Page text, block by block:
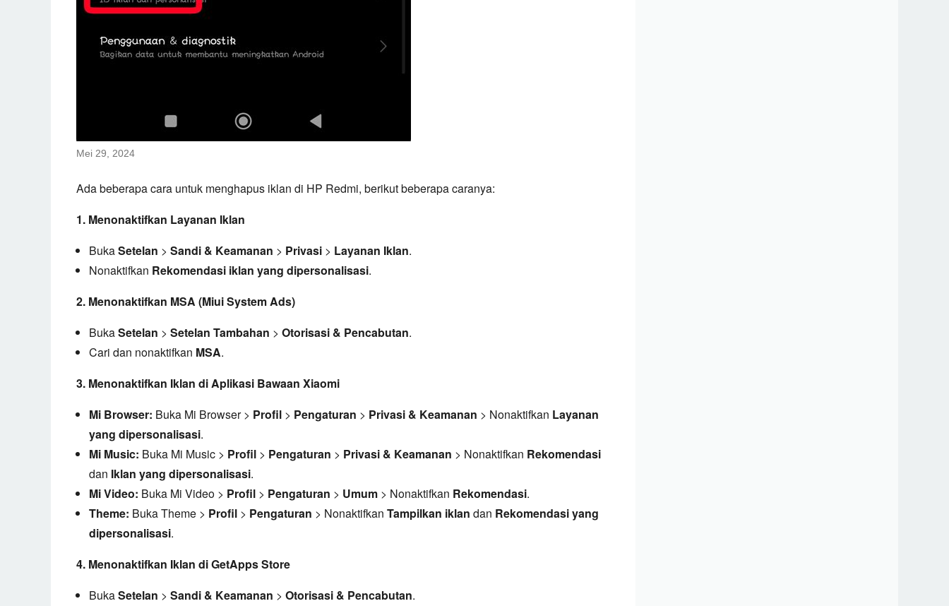
Mei 29, 2024
Ada beberapa cara untuk menghapus iklan di HP Redmi, berikut beberapa caranya:
1. Menonaktifkan Layanan Iklan
BukaSetelan > Sandi & Keamanan > Privasi > Layanan Iklan.
Nonaktifkan Rekomendasi iklan yang dipersonalisasi.
2. Menonaktifkan MSA (Miui System Ads)
BukaSetelan > Setelan Tambahan > Otorisasi & Pencabutan.
Cari dan nonaktifkan MSA.
3. Menonaktifkan Iklan di Aplikasi Bawaan Xiaomi
Mi Browser: Buka Mi Browser > Profil > Pengaturan > Privasi & Keamanan > Nonaktifkan Layanan
yang dipersonalisasi.
Mi Music: Buka Mi Music > Profil > Pengaturan > Privasi & Keamanan > Nonaktifkan Rekomendasi
dan Iklan yang dipersonalisasi.
Mi Video: Buka Mi Video > Profil > Pengaturan > Umum > Nonaktifkan Rekomendasi.
Theme: Buka Theme > Profil > Pengaturan > Nonaktifkan Tampilkan iklan dan Rekomendasi yang
dipersonalisasi.
4. Menonaktifkan Iklan di GetApps Store
BukaSetelan > Sandi & Keamanan > Otorisasi & Pencabutan.